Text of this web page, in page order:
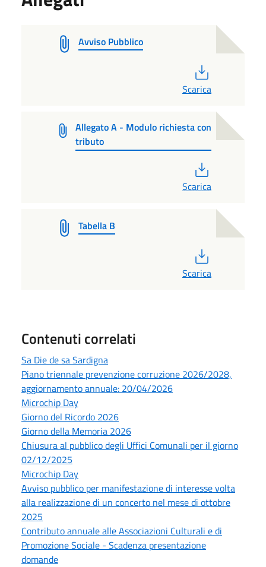
Avviso Pubblico
Scarica
Allegato A - Modulo richiesta con
tributo
Scarica
Tabella B
Scarica
Contenuti correlati
Sa Die de sa Sardigna
Piano triennale prevenzione corruzione 2026/2028,
aggiornamento annuale: 20/04/2026
Microchip Day
Giorno del Ricordo 2026
Giorno della Memoria 2026
Chiusura al pubblico degli Uffici Comunali per il giorno
02/12/2025
Microchip Day
Avviso pubblico per manifestazione di interesse volta
alla realizzazione di un concerto nel mese di ottobre
2025
Contributo annuale alle Associazioni Culturali e di
Promozione Sociale - Scadenza presentazione
domande